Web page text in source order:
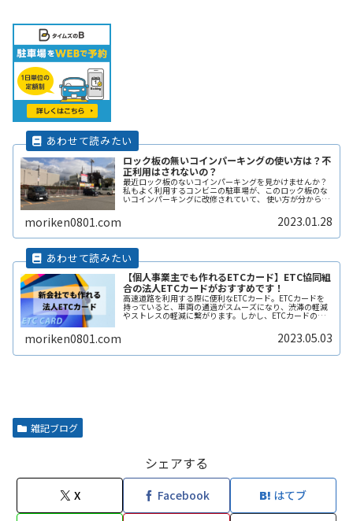
ロック板の無いコインパーキングの使い方は？不
正利用はされないの？
最近ロック板のないコインパーキングを見かけませんか？
私もよく利用するコンビニの駐車場が、このロック板のな
いコインパーキングに改修されていて、 使い方が分からず
ク板のないコインパーキングの使い方や、ロック板がない
と不正に使われないの？などその辺りも含めて解説しま
moriken0801.com 2023.01.28
【個人事業主でも作れるETCカード】ETC協同組
合の法人ETCカードがおすすめです！
高速道路を利用する際に便利なETCカード。ETCカードを
持っていると、車両の通過がスムーズになり、渋滞の軽減
やストレスの軽減に繋がります。しかし、ETCカードの種
moriken0801.com 2023.05.03
雑記ブログ
シェアする
X Facebook はてブ